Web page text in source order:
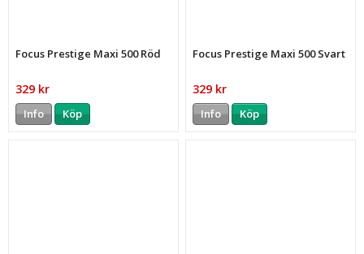
Focus Prestige Maxi 500 Röd
329 kr
Info Köp
Focus Prestige Maxi 500 Svart
329 kr
Info Köp